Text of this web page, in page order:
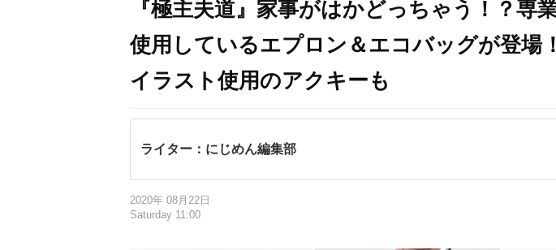
『極主夫道』家事がはかどっちゃう！？専
使用しているエプロン＆エコバッグが登場
イラスト使用のアクキーも
ライター：にじめん編集部
2020年 08月22日
Saturday 11:00